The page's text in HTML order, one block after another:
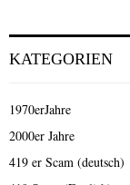
KATEGORIEN
1970erJahre
2000er Jahre
419 er Scam (deutsch)